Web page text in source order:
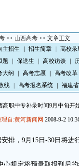
>> 山西高考 >> 文章正文
主招生 招生简章
高校录
题 保送生 高校访谈
大纲 高考志愿
高考改革
线 高考报名系统 福建
高职中专补录时间9月中旬开
自:黄河新闻网 2008-9-2
排，9月15日-30日将进
规定将预录取报到后的